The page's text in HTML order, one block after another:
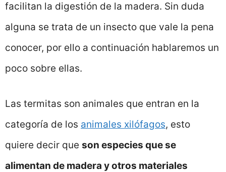
facilitan la digestión de la madera. Sin duda
alguna se trata de un insecto que vale la pena
conocer, por ello a continuación hablaremos un
poco sobre ellas.
Las termitas son animales que entran en la
categoría de los animales xilófagos, esto
quiere decir que son especies que se
alimentan de madera y otros materiales